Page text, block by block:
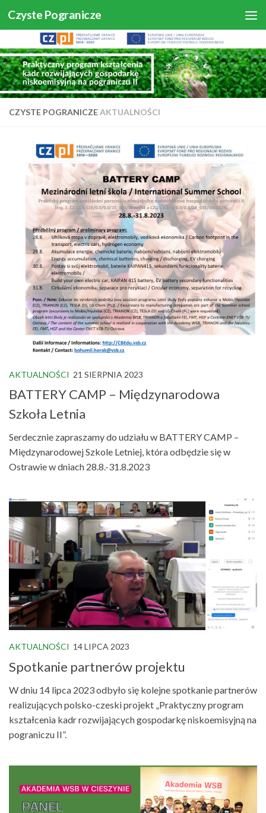
Skip to content
Czyste Pogranicze
CZYSTE POGRANICZEAKTUALNOŚCI
AKTUALNOŚCI 21 SIERPNIA 2023
BATTERY CAMP – Międzynarodowa
Szkoła Letnia
Serdecznie zapraszamy do udziału w BATTERY CAMP –
Międzynarodowej Szkole Letniej, która odbędzie się w
Ostrawie w dniach 28.8.-31.8.2023
AKTUALNOŚCI 14 LIPCA 2023
Spotkanie partnerów projektu
W dniu 14 lipca 2023 odbyło się kolejne spotkanie partnerów
realizujących polsko-czeski projekt „Praktyczny program
kształcenia kadr rozwijających gospodarkę niskoemisyjną na
pograniczu II”.